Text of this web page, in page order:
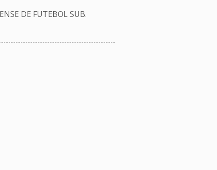
DE FUTEBOL SUB.